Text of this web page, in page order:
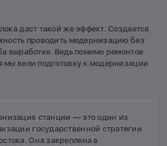
даст такой же эффект. Создается
проводить модернизацию без
выработке. Ведь помимо ремонтов
мы вели подготовку к модернизации
станции — это один из
государственной стратегии
Она закреплена в